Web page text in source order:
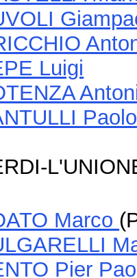
Luigi
Paolo
Marco
Pier